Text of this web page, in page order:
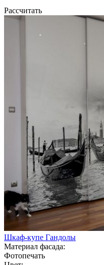
Рассчитать
Шкаф-купе Гандолы
Материал фасада:
Фотопечать